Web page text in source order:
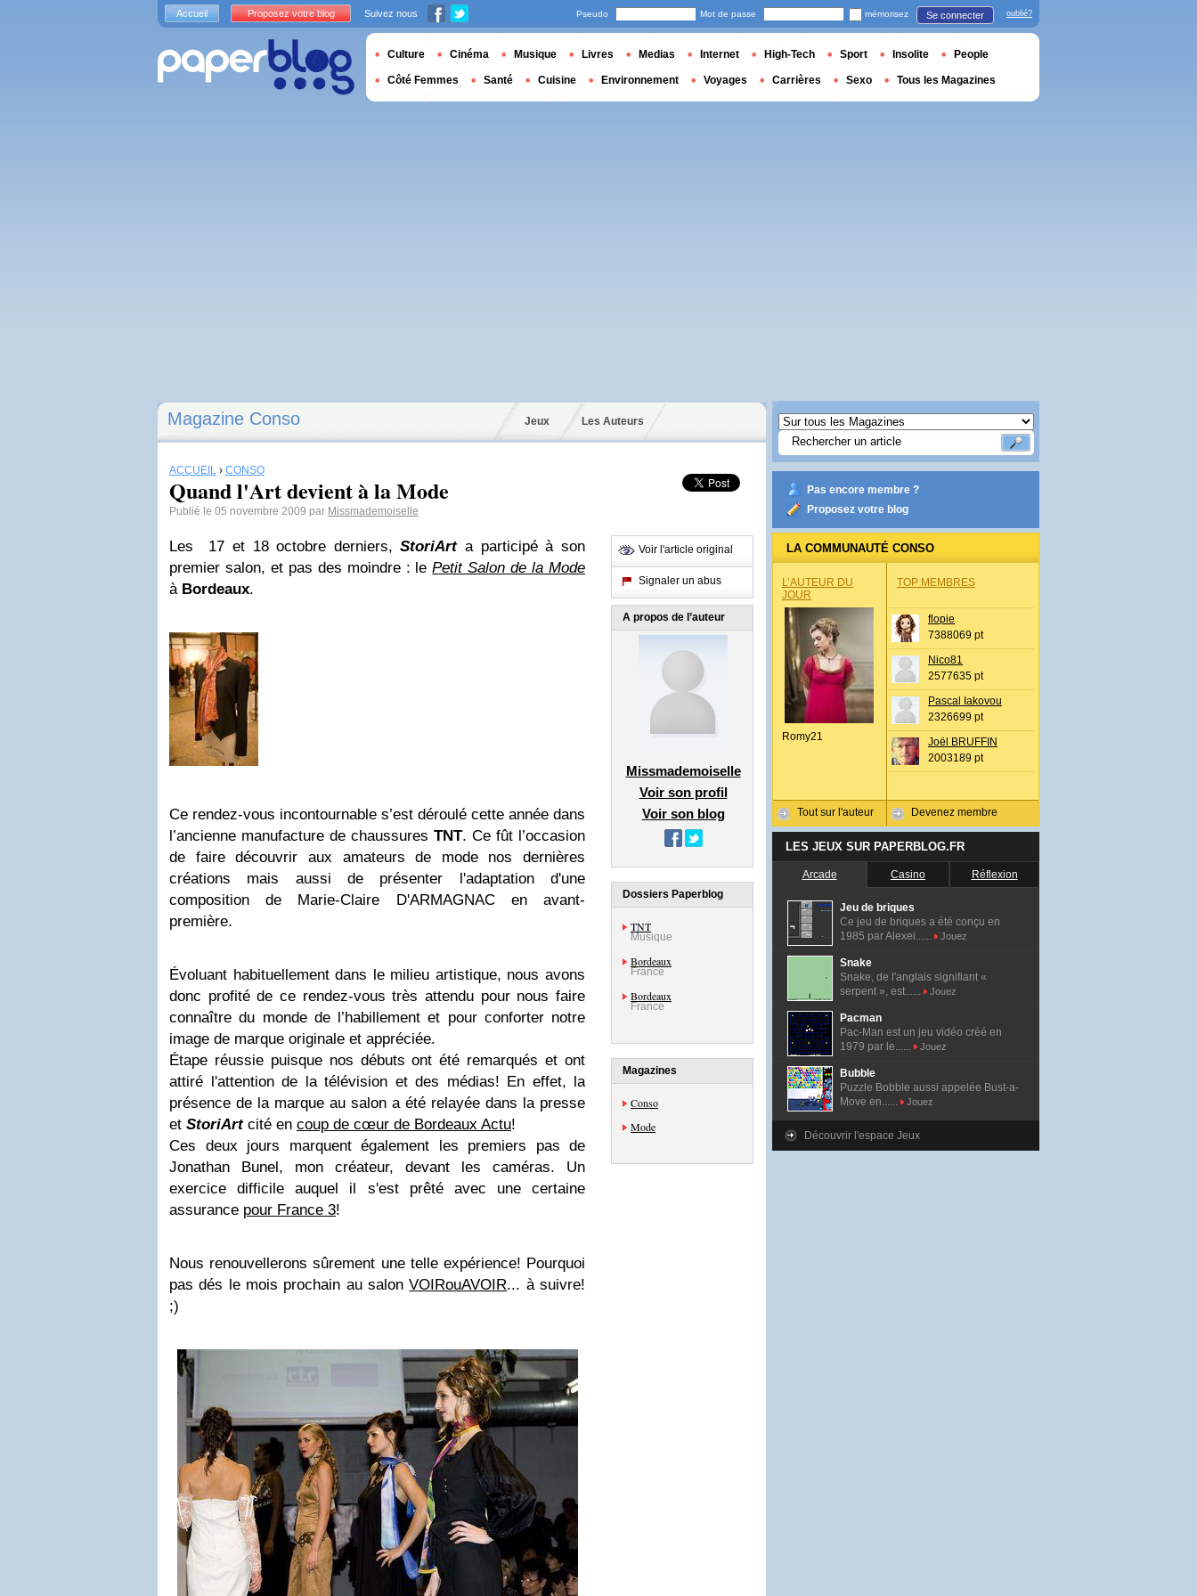
Magazine Conso Jeux Les Auteurs
ACCUEIL › CONSO
Quand l'Art devient à la Mode
Publié le 05 novembre 2009 par Missmademoiselle
Les 17 et 18 octobre derniers, StoriArta participé à son
premier salon, et pas des moindre : lePetit Salon de la Mode
à Bordeaux.
Ce rendez-vous incontournable s’est déroulé cette année dans
l’ancienne manufacture de chaussures TNT. Ce fût l’occasion
de faire découvrir aux amateurs de mode nos dernières
créations mais aussi de présenter l'adaptation d'une
composition de Marie-Claire D'ARMAGNAC en avant-
première.
Évoluant habituellement dans le milieu artistique, nous avons
donc profité de ce rendez-vous très attendu pour nous faire
connaître du monde de l’habillement et pour conforter notre
image de marque originale et appréciée.
Étape réussie puisque nos débuts ont été remarqués et ont
attiré l'attention de la télévision et des médias! En effet, la
présence de la marque au salon a été relayée dans la presse
et StoriArt cité en coup de cœur de Bordeaux Actu!
Ces deux jours marquent également les premiers pas de
Jonathan Bunel, mon créateur, devant les caméras. Un
exercice difficile auquel il s'est prêté avec une certaine
assurance pour France 3!
Nous renouvellerons sûrement une telle expérience! Pourquoi
pas dés le mois prochain au salonVOIRouAVOIR... à suivre!
;)
Voir l'article original
Signaler un abus
A propos de l’auteur
Missmademoiselle
Voir son profil
Voir son blog
Dossiers Paperblog
TNT
Musique
Bordeaux
France
Bordeaux
France
Magazines
Conso
Mode
Pas encore membre ?
Proposez votre blog
LA COMMUNAUTÉ CONSO
L’AUTEUR DU
JOUR
Romy21
Tout sur l'auteur
TOP MEMBRES
flopie
7388069 pt
Nico81
2577635 pt
Pascal Iakovou
2326699 pt
Joël BRUFFIN
2003189 pt
Devenez membre
LES JEUX SUR PAPERBLOG.FR
Arcade Casino Réflexion
Jeu de briques
Ce jeu de briques a été conçu en
1985 par Alexei......
Jouez
Snake
Snake, de l'anglais signifiant «
serpent », est......
Jouez
Pacman
Pac-Man est un jeu vidéo créé en
1979 par le......
Jouez
Bubble
Puzzle Bobble aussi appelée Bust-a-
Move en......
Jouez
Découvrir l'espace Jeux
Accueil Proposez votre blog Suivez nous Pseudo Mot de passe mémorisez Se connecter oublié?
Culture Cinéma Musique Livres Medias Internet High-Tech Sport Insolite People
Côté Femmes Santé Cuisine Environnement Voyages Carrières Sexo Tous les Magazines